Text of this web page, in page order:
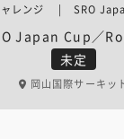
未定
Japan Cup／
ャレンジ | SRO
岡山国際サーキッ